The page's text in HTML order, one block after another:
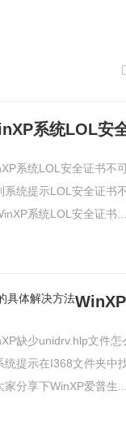
系统LOL安
系统LOL安全证书不
系统提示LOL安全证书
系统LOL安全证书...
缺少unidrv.hlp文件
统提示在I368文件夹中
家分享下WinXP爱普生